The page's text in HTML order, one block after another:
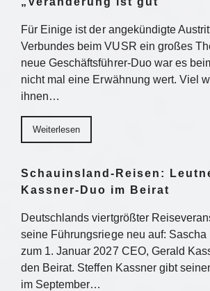
Für Einige ist der angekündigte
Verbundes beim VUSR ein großes
neue Geschäftsführer-Duo war es
nicht mal eine Erwähnung wert. Viel
ihnen…
Weiterlesen
Schauinsland-Reisen:
Kassner-Duo im Beirat
Deutschlands viertgrößter
seine Führungsriege neu auf: Sascha
zum 1. Januar 2027 CEO, Gerald
den Beirat. Steffen Kassner gibt
im September…